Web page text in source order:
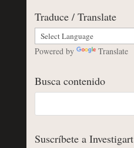
Traduce / Translate
Powered by Translate
Busca contenido
Suscríbete a Investigart